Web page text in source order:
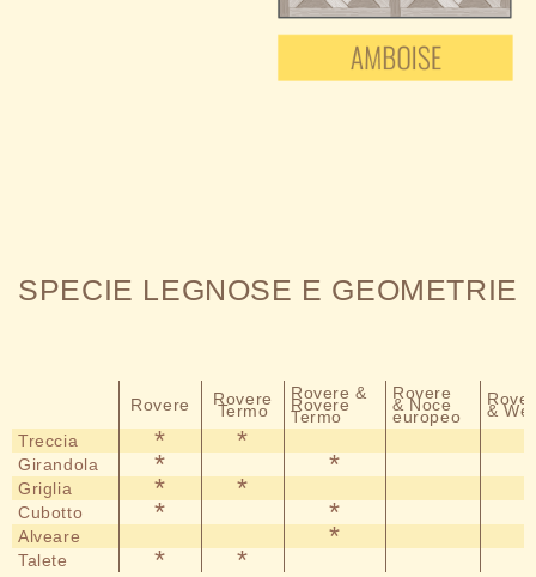
SPECIE LEGNOSE E GEOMETRIE
Rovere Rovere
Termo
Rovere &
Rovere
Termo
Rovere
& Noce
europeo
&
Treccia
* *
Girandola * *
Griglia * *
Cubotto * *
Alveare *
Talete * *